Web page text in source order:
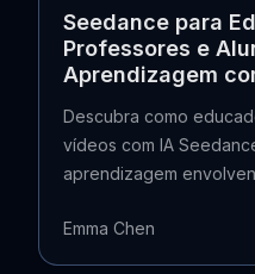
Seedance para
Professores e
Aprendizagem
Descubra como
vídeos com IA
aprendizagem
passo.
Emma Chen